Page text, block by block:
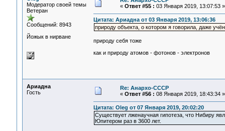
Модератор своей темы
Ветеран
Сообщений: 8943
Йожык в нирване
« Ответ #55 : 03 Января 2019, 13:07:53 »
Цитата: Ариадна от 03 Января 2019, 13:06:36
природу объекта, о котором я говорила, даже
природу себя тоже
как и природу атомов - фотонов - электронов
Ариадна
Гость
Re: Анархо-СССР
« Ответ #56 : 08 Января 2019, 18:43:34 »
Цитата: Oleg от 07 Января 2019, 20:02:20
Существует лженаучная гипотеза, что Нибиру
Юпитером раз в 3600 лет.